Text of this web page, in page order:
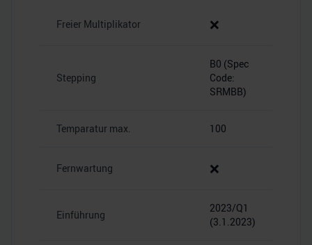
Freier Multiplikator ❌
Stepping
B0 (Spec
Code:
SRMBB)
Temparatur max. 100
Fernwartung ❌
Einführung
2023/Q1
(3.1.2023)